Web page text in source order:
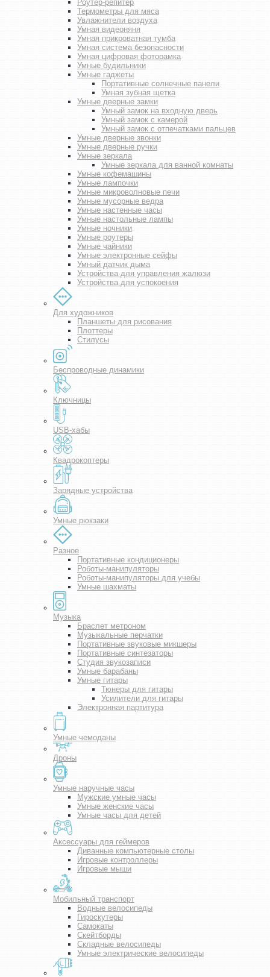
Роутер-репитер
Термометры для мяса
Увлажнители воздуха
Умная видеоняня
Умная прикроватная тумба
Умная система безопасности
Умная цифровая фоторамка
Умные будильники
Умные гаджеты
Портативные солнечные панели
Умная зубная щетка
Умные дверные замки
Умный замок на входную дверь
Умный замок с камерой
Умный замок с отпечатками пальцев
Умные дверные звонки
Умные дверные ручки
Умные зеркала
Умные зеркала для ванной комнаты
Умные кофемашины
Умные лампочки
Умные микроволновые печи
Умные мусорные ведра
Умные настенные часы
Умные настольные лампы
Умные ночники
Умные роутеры
Умные чайники
Умные электронные сейфы
Умный датчик дыма
Устройства для управления жалюзи
Устройства для успокоения
Для художников
Планшеты для рисования
Плоттеры
Стилусы
Беспроводные динамики
Ключницы
USB-хабы
Квадрокоптеры
Зарядные устройства
Умные рюкзаки
Разное
Портативные кондиционеры
Роботы-манипуляторы
Роботы-манипуляторы для учебы
Умные шахматы
Музыка
Браслет метроном
Музыкальные перчатки
Портативные звуковые микшеры
Портативные синтезаторы
Студия звукозаписи
Умные барабаны
Умные гитары
Тюнеры для гитары
Усилители для гитары
Электронная партитура
Умные чемоданы
Дроны
Умные наручные часы
Мужские умные часы
Умные женские часы
Умные часы для детей
Аксессуары для геймеров
Диванные компьютерные столы
Игровые контроллеры
Игровые мыши
Мобильный транспорт
Водные велосипеды
Гироскутеры
Самокаты
Скейтборды
Складные велосипеды
Умные электрические велосипеды